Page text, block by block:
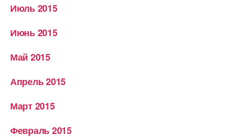
Июль 2015
Июнь 2015
Май 2015
Апрель 2015
Март 2015
Февраль 2015